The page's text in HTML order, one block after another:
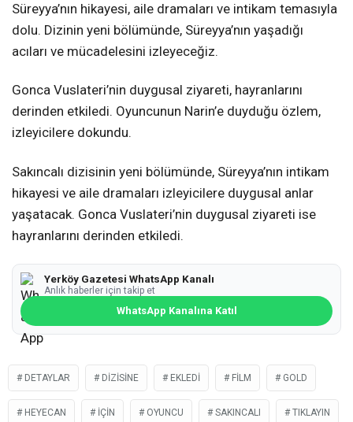
Süreyya’nın hikayesi, aile dramaları ve intikam temasıyla
dolu. Dizinin yeni bölümünde, Süreyya’nın yaşadığı
acıları ve mücadelesini izleyeceğiz.
Gonca Vuslateri’nin duygusal ziyareti, hayranlarını
derinden etkiledi. Oyuncunun Narin’e duyduğu özlem,
izleyicilere dokundu.
Sakıncalı dizisinin yeni bölümünde, Süreyya’nın intikam
hikayesi ve aile dramaları izleyicilere duygusal anlar
yaşatacak. Gonca Vuslateri’nin duygusal ziyareti ise
hayranlarını derinden etkiledi.
Yerköy Gazetesi WhatsApp Kanalı
Anlık haberler için takip et
WhatsApp Kanalına Katıl
DETAYLAR DIZISINE EKLEDI FILM GOLD
HEYECAN IÇIN OYUNCU SAKINCALI TIKLAYIN